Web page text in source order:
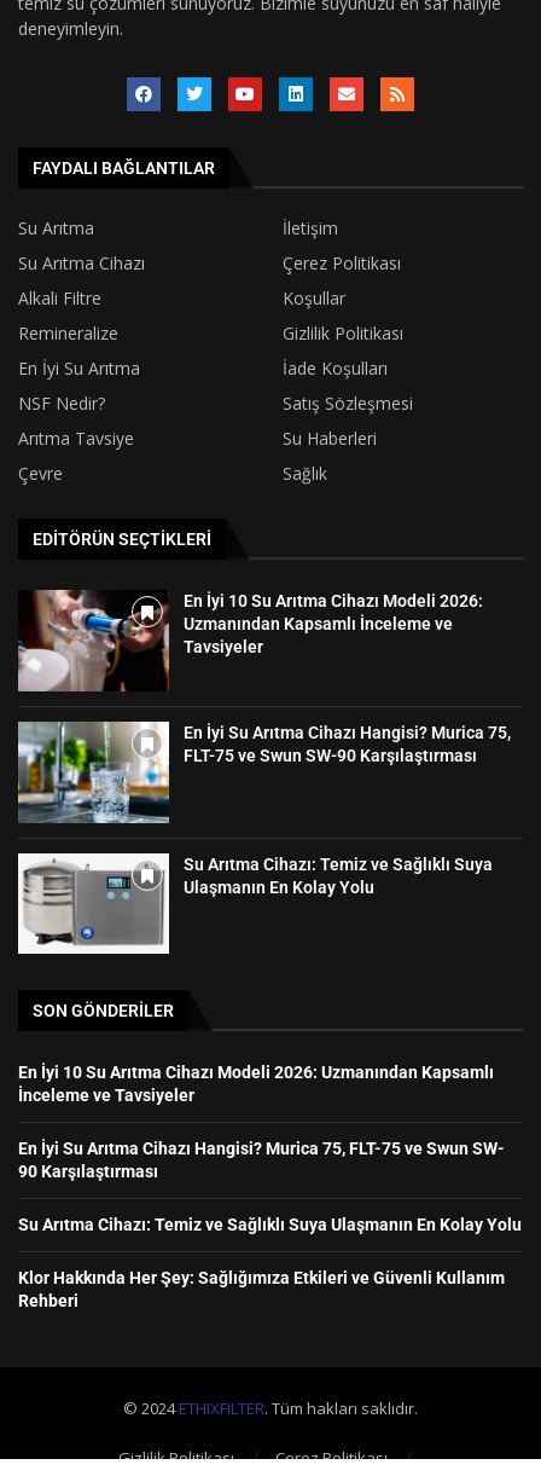
deneyimleyin.
FAYDALI BAĞLANTILAR
Su Arıtma
İletişim
Su Arıtma Cihazı
Çerez Politikası
Alkali Filtre
Koşullar
Remineralize
Gizlilik Politikası
En İyi Su Arıtma
İade Koşulları
NSF Nedir?
Satış Sözleşmesi
Arıtma Tavsiye
Su Haberleri
Çevre
Sağlık
EDITÖRÜN SEÇTIKLERI
En İyi 10 Su Arıtma Cihazı Modeli 2026:
Uzmanından Kapsamlı İnceleme ve
Tavsiyeler
En İyi Su Arıtma Cihazı Hangisi? Murica 75,
FLT-75 ve Swun SW-90 Karşılaştırması
Su Arıtma Cihazı: Temiz ve Sağlıklı Suya
Ulaşmanın En Kolay Yolu
SON GÖNDERILER
En İyi 10 Su Arıtma Cihazı Modeli 2026: Uzmanından Kapsamlı
İnceleme ve Tavsiyeler
En İyi Su Arıtma Cihazı Hangisi? Murica 75, FLT-75 ve Swun SW-
90 Karşılaştırması
Su Arıtma Cihazı: Temiz ve Sağlıklı Suya Ulaşmanın En Kolay Yolu
Klor Hakkında Her Şey: Sağlığımıza Etkileri ve Güvenli Kullanım
Rehberi
© 2024ETHIXFILTER. Tüm hakları saklıdır.
Gizlilik Politikası
Çerez Politikası